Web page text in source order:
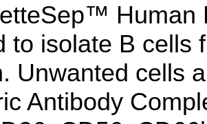
Human
to isolate B cells
Unwanted cells
Antibody